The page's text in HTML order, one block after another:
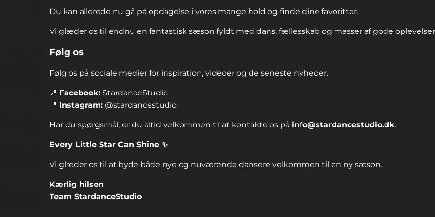
Du kan allerede nu gå på opdagelse i vores mange hold og finde dine favoritter.
Vi glæder os til endnu en fantastisk sæson fyldt med dans, fællesskab og masser af gode
Følg os
Følg os på sociale medier for inspiration, videoer og de seneste nyheder.
📍 Facebook: StardanceStudio
📍 Instagram: @stardancestudio
Har du spørgsmål, er du altid velkommen til at kontakte os på info@stardancestudio.dk.
Every Little Star Can Shine ✨
Vi glæder os til at byde både nye og nuværende dansere velkommen til en ny sæson.
Kærlig hilsen
Team StardanceStudio